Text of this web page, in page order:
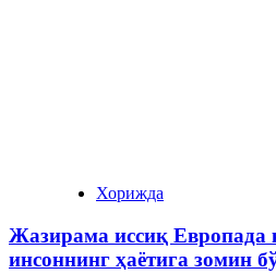
Хорижда
Жазирама иссиқ Европада
инсоннинг ҳаётига зомин